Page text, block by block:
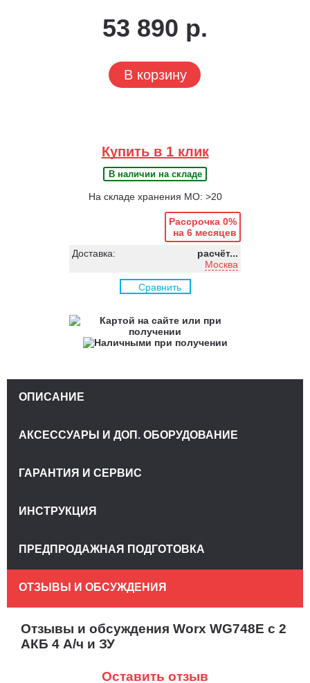
53 890 р.
В корзину
Купить в 1 клик
В наличии на складе
На складе хранения МО: >20
Рассрочка 0%
на 6 месяцев
Доставка:
расчёт...
Москва
Сравнить
Отзывы и обсуждения Worx WG748E с 2
АКБ 4 А/ч и ЗУ
Оставить отзыв
ОПИСАНИЕ
АКСЕССУАРЫ И ДОП. ОБОРУДОВАНИЕ
ГАРАНТИЯ И СЕРВИС
ИНСТРУКЦИЯ
ПРЕДПРОДАЖНАЯ ПОДГОТОВКА
ОТЗЫВЫ И ОБСУЖДЕНИЯ